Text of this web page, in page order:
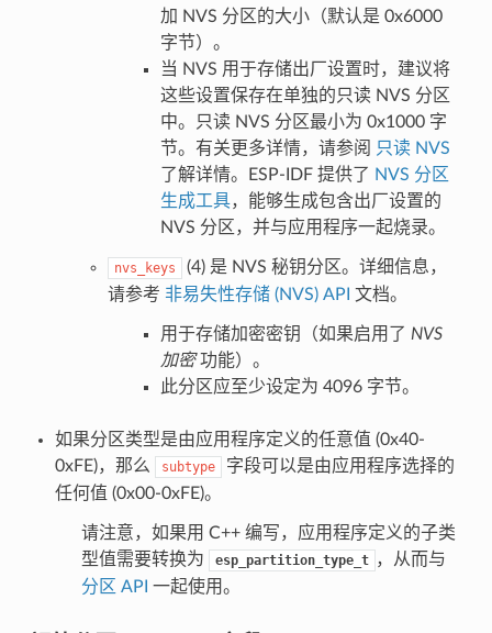
加 NVS 分区的大小（默认是 0x6000
字节）。
当 NVS 用于存储出厂设置时，建议将
这些设置保存在单独的只读 NVS 分区
中。只读 NVS 分区最小为 0x1000 字
节。有关更多详情，请参阅 只读 NVS
了解详情。ESP-IDF 提供了 NVS 分区
生成工具，能够生成包含出厂设置的
NVS 分区，并与应用程序一起烧录。
nvs_keys
(4) 是 NVS 秘钥分区。详细信息，
请参考 非易失性存储 (NVS) API 文档。
用于存储加密密钥（如果启用了 NVS
加密功能）。
此分区应至少设定为 4096 字节。
如果分区类型是由应用程序定义的任意值 (0x40-
0xFE)，那么
subtype
字段可以是由应用程序选择的
任何值 (0x00-0xFE)。
请注意，如果用 C++ 编写，应用程序定义的子类
型值需要转换为
esp_partition_type_t ，从而与
分区 API 一起使用。